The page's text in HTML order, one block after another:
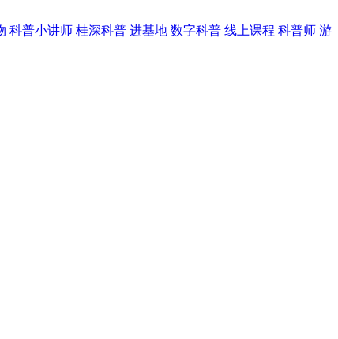
科普小讲师 桂深科普 进基地 数字科普 线上课程 科普师 游